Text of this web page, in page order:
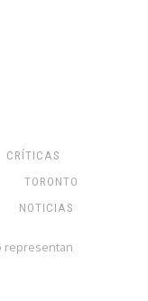
CRÍTICAS
TORONTO
NOTICIAS
representan